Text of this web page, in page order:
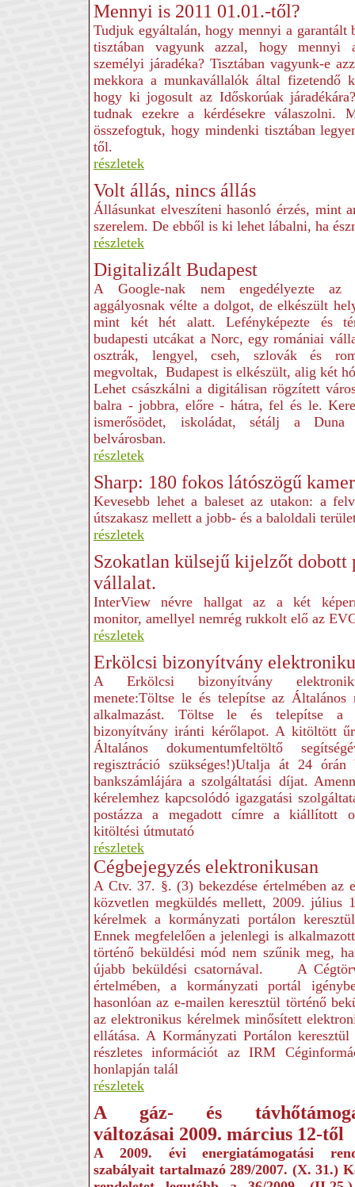
Mennyi is 2011 01.01.-től?
Tudjuk egyáltalán, hogy mennyi a garantált
tisztában vagyunk azzal, hogy mennyi
személyi járadéka? Tisztában vagyunk-e
mekkora a munkavállalók által fizetendő
hogy ki jogosult az Időskorúak
tudnak ezekre a kérdésekre válaszolni.
összefogtuk, hogy mindenki tisztában
től.
részletek
Volt állás, nincs állás
Állásunkat elveszíteni hasonló érzés, mint
szerelem. De ebből is ki lehet lábalni, ha
részletek
Digitalizált Budapest
A Google-nak nem engedélyezte az
aggályosnak vélte a dolgot, de elkészült
mint két hét alatt. Lefényképezte és
budapesti utcákat a Norc, egy romániai
osztrák, lengyel, cseh, szlovák és
megvoltak, Budapest is elkészült, alig két
Lehet császkálni a digitálisan rögzített
balra - jobbra, előre - hátra, fel és le.
ismerősödet, iskoládat, sétálj a
belvárosban.
részletek
Sharp: 180 fokos látószögű
Kevesebb lehet a baleset az utakon: a
útszakasz mellett a jobb- és a baloldali
részletek
Szokatlan külsejű kijelzőt dobott
vállalat.
InterView névre hallgat az a két
monitor, amellyel nemrég rukkolt elő az
részletek
Erkölcsi bizonyítvány
A Erkölcsi bizonyítvány
menete:Töltse le és telepítse az Általános
alkalmazást. Töltse le és telepítse a
bizonyítvány iránti kérőlapot. A kitöltött
Általános dokumentumfeltöltő
regisztráció szükséges!)Utalja át 24
bankszámlájára a szolgáltatási díjat.
kérelemhez kapcsolódó igazgatási
postázza a megadott címre a kiállított
kitöltési útmutató
részletek
Cégbejegyzés elektronikusan
A Ctv. 37. §. (3) bekezdése értelmében az
közvetlen megküldés mellett, 2009. július
kérelmek a kormányzati portálon
Ennek megfelelően a jelenlegi is
történő beküldési mód nem szűnik meg,
újabb beküldési csatornával. A
értelmében, a kormányzati portál
hasonlóan az e-mailen keresztül történő
az elektronikus kérelmek minősített
ellátása. A Kormányzati Portálon
részletes információt az IRM
honlapján talál
részletek
A gáz- és
változásai 2009. március 12-től
A 2009. évi energiatámogatási
szabályait tartalmazó 289/2007. (X. 31.)